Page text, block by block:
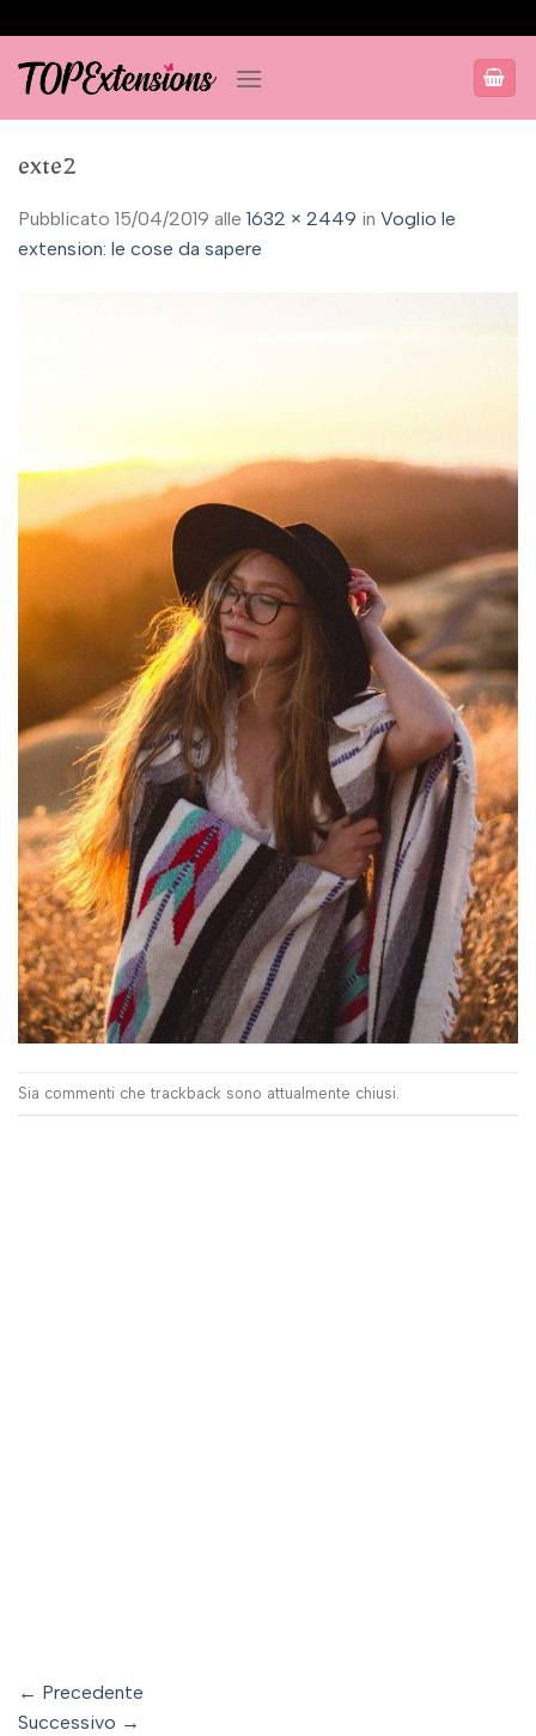
ai
contenuti
exte2
Pubblicato 15/04/2019 alle 1632 × 2449 in Voglio le
extension: le cose da sapere
Sia commenti che trackback sono attualmente chiusi.
← Precedente
Successivo →